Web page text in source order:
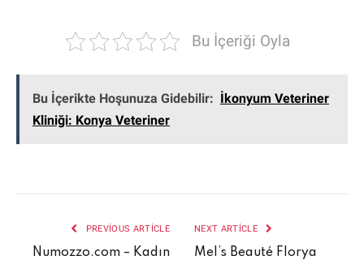
Bu İçeriği Oyla
Bu İçerikte Hoşunuza Gidebilir: İkonyum Veteriner
Kliniği: Konya Veteriner
PREVIOUS ARTICLE
Numozzo.com – Kadın
NEXT ARTICLE
Mel’s Beauté Florya